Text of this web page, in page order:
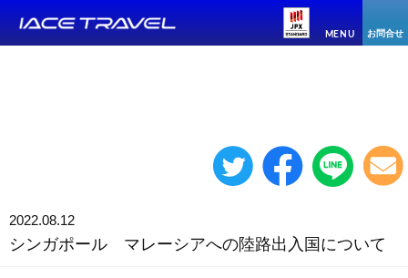
MENU お問合せ
2022.08.12
シンガポール マレーシアへの陸路出入国について